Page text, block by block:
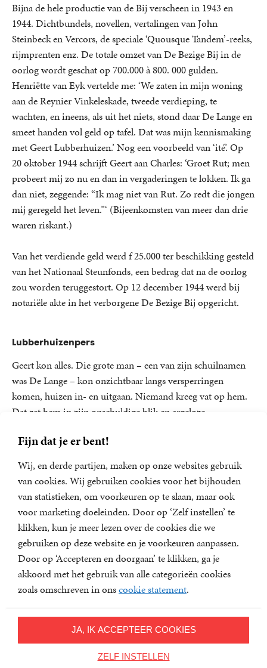
Fijn dat je er bent!
Wij, en derde partijen, maken op onze websites gebruik
van cookies. Wij gebruiken cookies voor het bijhouden
van statistieken, om voorkeuren op te slaan, maar ook
voor marketing doeleinden. Door op ‘Zelf instellen’ te
klikken, kun je meer lezen over de cookies die we
gebruiken op deze website en je voorkeuren aanpassen.
Door op ‘Accepteren en doorgaan’ te klikken, ga je
akkoord met het gebruik van alle categorieën cookies
zoals omschreven in onscookie statement.
JA, IK ACCEPTEER COOKIES
ZELF INSTELLEN
Bijna de hele productie van de Bij verscheen in 1943 en
1944. Dichtbundels, novellen, vertalingen van John
Steinbeck en Vercors, de speciale ‘Quousque Tandem’-reeks,
rijmprenten enz. De totale omzet van De Bezige Bij in de
oorlog wordt geschat op 700.000 à 800. 000 gulden.
Henriëtte van Eyk vertelde me: ‘We zaten in mijn woning
aan de Reynier Vinkeleskade, tweede verdieping, te
wachten, en ineens, als uit het niets, stond daar De Lange en
smeet handen vol geld op tafel. Dat was mijn kennismaking
met Geert Lubberhuizen.’ Nog een voorbeeld van ‘ité’. Op
20 oktober 1944 schrijft Geert aan Charles: ‘Groet Rut; men
probeert mij zo nu en dan in vergaderingen te lokken. Ik ga
dan niet, zeggende: “Ik mag niet van Rut. Zo redt die jongen
mij geregeld het leven.”‘ (Bijeenkomsten van meer dan drie
waren riskant.)
Van het verdiende geld werd f 25.000 ter beschikking gesteld
van het Nationaal Steunfonds, een bedrag dat na de oorlog
zou worden teruggestort. Op 12 december 1944 werd bij
notariële akte in het verborgene De Bezige Bij opgericht.
Lubberhuizenpers
Geert kon alles. Die grote man – een van zijn schuilnamen
was De Lange – kon onzichtbaar langs versperringen
komen, huizen in- en uitgaan. Niemand kreeg vat op hem.
Dat zat hem in zijn onschuldige blik en argeloze
geroepen wegens zijn artikel over Jud Süss, hadden ze hem
woedend toegebeten: ‘Sie sind natürlich auch Jude.’ Waarop
Geert had geantwoord: ‘Nein, want ik heet Lubberhuizen.’
Met aplomb onlogische conclusies verkopen, daar waren de
Duitsers niet op verdacht. (Alle post van deze kleine crisis
werd bewaard en bevatte later voorbeelden voor vruchtbare
vervalsingen.)
Geert ging even bij Fedde Weidema langs, met wie hij eens
in een jazz-orkestje had gezeten, en vroeg hem van Jan
Camperts ballade een rijmprent te maken. Weidema tekende
de prent die wij kennen: een compositie van een dode te
midden van de symbolen van Holland. Een vlinder,
bloemen, de zon en het silhouet van een stad; daarbij de
ruïnes van de oorlog, het prikkeldraad van de